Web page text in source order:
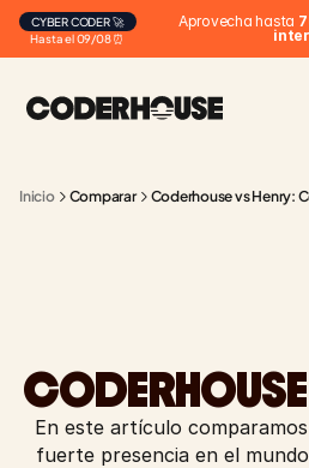
Hasta el 09/08 ⏰
CYBER CODER 🚀 Aprovecha hasta
Inicio Comparar Coderhouse vs Henry:
En este artículo
fuerte presencia en el